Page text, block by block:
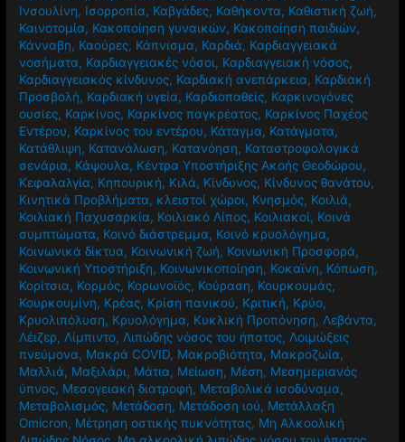
Ινσουλίνη, Ισορροπία, Καβγάδες, Καθήκοντα, Καθιστική ζωή,
Καινοτομία, Κακοποίηση γυναικών, Κακοποίηση παιδιών,
Κάνναβη, Καούρες, Κάπνισμα, Καρδιά, Καρδιαγγειακά
νοσήματα, Καρδιαγγειακές νόσοι, Καρδιαγγειακή νόσος,
Καρδιαγγειακός κίνδυνος, Καρδιακή ανεπάρκεια, Καρδιακή
Προσβολή, Καρδιακή υγεία, Καρδιοπαθείς, Καρκινογόνες
ουσίες, Καρκίνος, Καρκίνος παγκρέατος, Καρκίνος Παχέος
Εντέρου, Καρκίνος του εντέρου, Κάταγμα, Κατάγματα,
Κατάθλιψη, Κατανάλωση, Κατανόηση, Καταστροφολογικά
σενάρια, Κάψουλα, Κέντρα Υποστήριξης Ακοής Θεοδώρου,
Κεφαλαλγία, Κηπουρική, Κιλά, Κίνδυνος, Κίνδυνος θανάτου,
Κινητικά Προβλήματα, κλειστοί χώροι, Κνησμός, Κοιλιά,
Κοιλιακή Παχυσαρκία, Κοιλιακό Λίπος, Κοιλιακοί, Κοινά
συμπτώματα, Κοινό διάστρεμμα, Κοινό κρυολόγημα,
Κοινωνικά δίκτυα, Κοινωνική ζωή, Κοινωνική Προσφορά,
Κοινωνική Υποστήριξη, Κοινωνικοποίηση, Κοκαϊνη, Κόπωση,
Κορίτσια, Κορμός, Κορωνοϊός, Κούραση, Κουρκουμάς,
Κουρκουμίνη, Κρέας, Κρίση πανικού, Κριτική, Κρύο,
Κρυολιπόλυση, Κρυολόγημα, Κυκλική Προπόνηση,Λεβάντα,
Λέιζερ,Λίμπιντο,Λιπώδης νόσος του ήπατος,Λοιμώξεις
πνεύμονα, Μακρά COVID, Μακροβιότητα, Μακροζωία,
Μαλλιά, Μαξιλάρι, Μάτια, Μείωση, Μέση, Μεσημεριανός
ύπνος, Μεσογειακή διατροφή, Μεταβολικά ισοδύναμα,
Μεταβολισμός, Μετάδοση, Μετάδοση ιού, Μετάλλαξη
Omicron, Μέτρηση οστικής πυκνότητας, Μη Αλκοολική